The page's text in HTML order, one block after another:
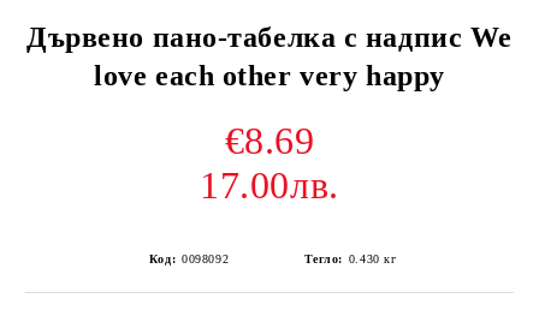
Дървено пано-табелка с надпис We
love each other very happy
€8.69
17.00лв.
Код: 0098092 Тегло: 0.430 кг